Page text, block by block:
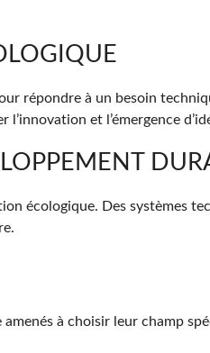
répondre à un besoin
et l’émergence
écologique. Des systèmes
amenés à choisir leur champ